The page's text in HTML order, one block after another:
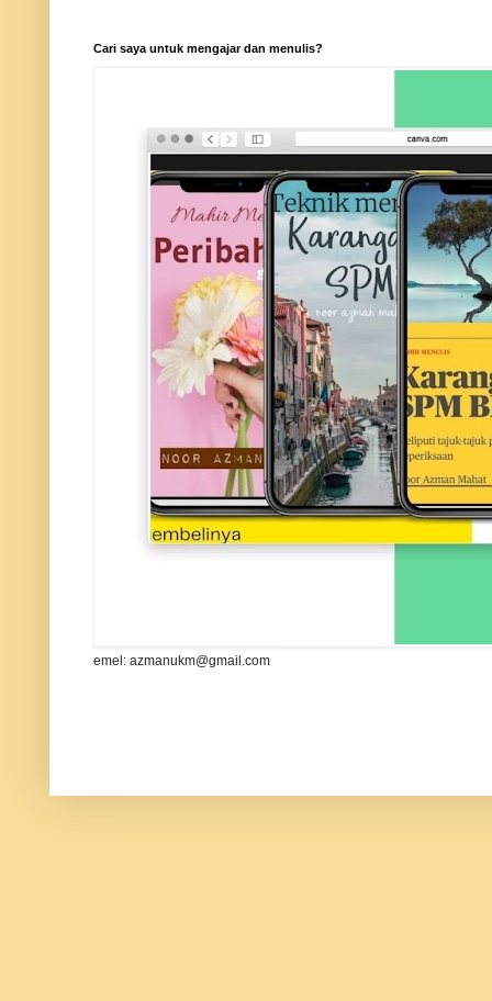
Cari saya untuk mengajar dan menulis?
emel: azmanukm@gmail.com